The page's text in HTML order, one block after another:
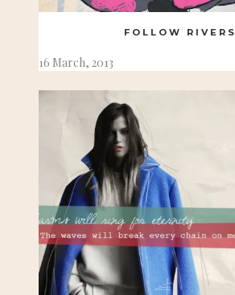
FOLLOW RIVERS
16 March, 2013